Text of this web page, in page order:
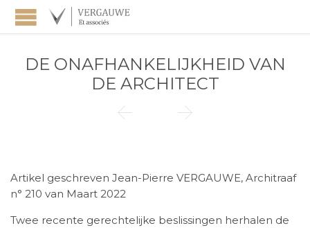
DE ONAFHANKELIJKHEID VAN
DE ARCHITECT
 
Artikel geschreven Jean-Pierre VERGAUWE, Architraaf
n° 210 van Maart 2022
Twee recente gerechtelijke beslissingen herhalen de